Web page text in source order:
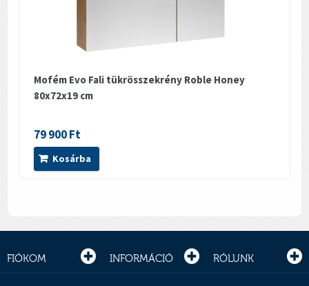
Mofém Evo Fali tükrösszekrény Roble Honey
80x72x19 cm
79 900 Ft
Kosárba
FIÓKOM INFORMÁCIÓ RÓLUNK